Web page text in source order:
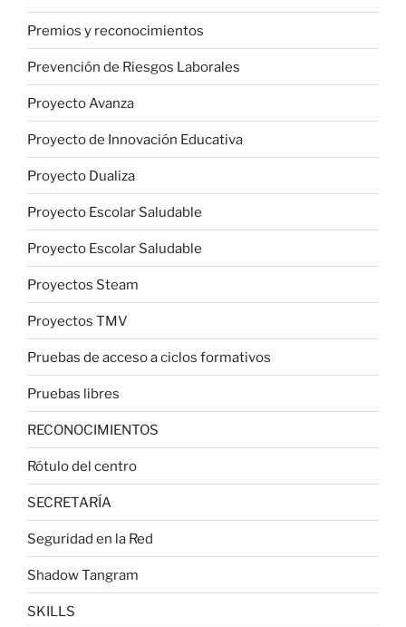
Premios y reconocimientos
Prevención de Riesgos Laborales
Proyecto Avanza
Proyecto de Innovación Educativa
Proyecto Dualiza
Proyecto Escolar Saludable
Proyecto Escolar Saludable
Proyectos Steam
Proyectos TMV
Pruebas de acceso a ciclos formativos
Pruebas libres
RECONOCIMIENTOS
Rótulo del centro
SECRETARÍA
Seguridad en la Red
Shadow Tangram
SKILLS